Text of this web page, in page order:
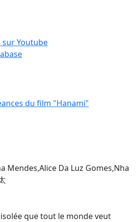
Youtube
du film "Hanami"
Mendes,Alice Da Luz Gomes,Nha
que tout le monde veut